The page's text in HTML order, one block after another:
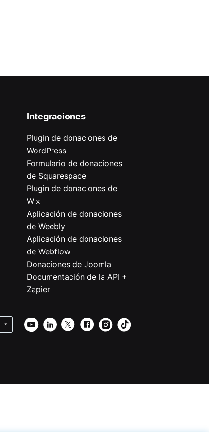
Integraciones
Plugin de donaciones de
WordPress
Formulario de donaciones
de Squarespace
Plugin de donaciones de
Wix
Aplicación de donaciones
de Weebly
Aplicación de donaciones
de Webflow
Donaciones de Joomla
Documentación de la API +
Zapier